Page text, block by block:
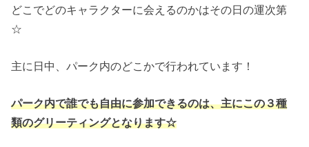
どこでどのキャラクターに会えるのかはその日の運次第
☆
主に日中、パーク内のどこかで行われています！
パーク内で誰でも自由に参加できるのは、主にこの３種
類のグリーティングとなります☆